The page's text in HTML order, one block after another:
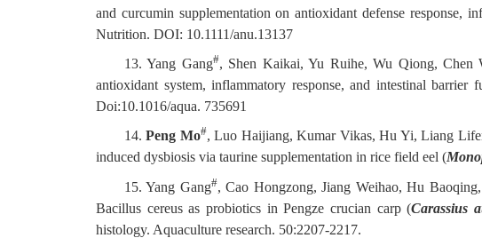
and curcumin supplementation on antioxidant defense response,
Nutrition. DOI: 10.1111/anu.13137
13. Yang Gang#, Shen Kaikai, Yu Ruihe, Wu Qiong, Chen
antioxidant system, inflammatory response, and intestinal barrier
Doi:10.1016/aqua. 735691
14.Peng Mo#, Luo Haijiang, Kumar Vikas, Hu Yi, Liang
induced dysbiosis via taurine supplementation in rice field eel (
15. Yang Gang#, Cao Hongzong, Jiang Weihao, Hu
Bacillus cereus as probiotics in Pengze crucian carp (Carassius
histology. Aquaculture research. 50:2207-2217.